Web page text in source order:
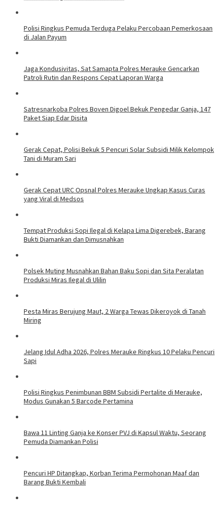
Polisi Ringkus Pemuda Terduga Pelaku Percobaan Pemerkosaan
di Jalan Payum
Jaga Kondusivitas, Sat Samapta Polres Merauke Gencarkan
Patroli Rutin dan Respons Cepat Laporan Warga
Satresnarkoba Polres Boven Digoel Bekuk Pengedar Ganja, 147
Paket Siap Edar Disita
Gerak Cepat, Polisi Bekuk 5 Pencuri Solar Subsidi Milik Kelompok
Tani di Muram Sari
Gerak Cepat URC Opsnal Polres Merauke Ungkap Kasus Curas
yang Viral di Medsos
Tempat Produksi Sopi Ilegal di Kelapa Lima Digerebek, Barang
Bukti Diamankan dan Dimusnahkan
Polsek Muting Musnahkan Bahan Baku Sopi dan Sita Peralatan
Produksi Miras Ilegal di Ulilin
Pesta Miras Berujung Maut, 2 Warga Tewas Dikeroyok di Tanah
Miring
Jelang Idul Adha 2026, Polres Merauke Ringkus 10 Pelaku Pencuri
Sapi
Polisi Ringkus Penimbunan BBM Subsidi Pertalite di Merauke,
Modus Gunakan 5 Barcode Pertamina
Bawa 11 Linting Ganja ke Konser PVJ di Kapsul Waktu, Seorang
Pemuda Diamankan Polisi
Pencuri HP Ditangkap, Korban Terima Permohonan Maaf dan
Barang Bukti Kembali